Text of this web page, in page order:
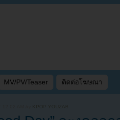
MV/PV/Teaser ติดต่อโฆษณา
KPOP YOUZAB